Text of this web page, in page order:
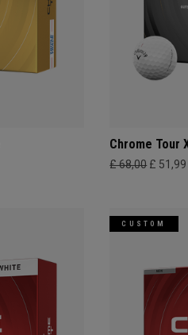
Chrome Tour
£ 68,00 £ 51,99
CUSTOM